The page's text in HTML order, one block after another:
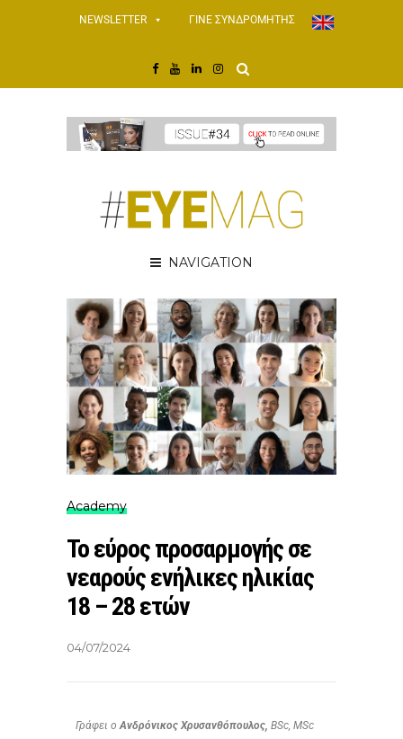
NEWSLETTER ΓΙΝΕ ΣΥΝΔΡΟΜΗΤΗΣ
NAVIGATION
Academy
Το εύρος προσαρμογής σε
νεαρούς ενήλικες ηλικίας
18 – 28 ετών
04/07/2024
Γράφει οΑνδρόνικος Χρυσανθόπουλος, BSc, MSc